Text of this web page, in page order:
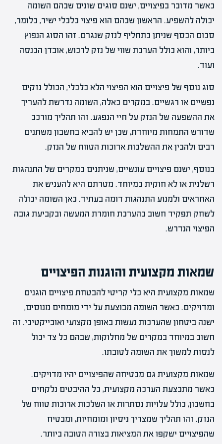
כאשר מדובר בפיצויים, ישנם סוגים שונים שבהם השומה
יכולה להשפיע. הראשון שבהם הוא פיצוי כלכלי ישיר, כלומר,
סכום הכסף שניתן כתחליף לנזק שנגרם. זהו הסוג הנפוץ
ביותר, והוא כולל הערכת שווי של נזק לרכוש, אובדן הכנסה
ועוד.
סוג נוסף של פיצויים הוא הפיצוי הלא כלכלי, הכולל נזקים
נפשיים או רגשיים. במקרים כאלה, השומה נדרשת להעריך
את ההשפעה של הנזק על חיי הנפגע. זהו תהליך מורכב
שדורש התמחות מיוחדת, שכן יש להביא בחשבון משתנים
רבים ולהבין את ההשלכות ארוכות הטווח של הנזק.
בנוסף, ישנם פיצויים עונשיים, שניתנים במקרים של התנהגות
רשלנית או לא חוקית במיוחד. מטרתם היא להעניש את
האחראים ולמנוע התנהגות דומה בעתיד. כאן השומה יכולה
לשחק תפקיד חשוב בהערכת חומרת המעשה ובקביעת גובה
הפיצוי הנדרש.
שמאות מקצועית והוגנות הפיצויים
שמאות מקצועית היא כלי קריטי להבטחת פיצויים הוגנים
ומדויקים. כאשר השומה מבוצעת על ידי מומחים מנוסים,
ישנה ביטחון שהערכות נעשות באופן מקצועי ואובייקטיבי. זה
חשוב במיוחד במקרים של מחלוקות, שבהם כל צד יכול
לנסות למשוך את השומה לטובתו.
שמאות מקצועית גם מבטיחה שהפיצויים יהיו מדויקים.
כאשר מתבצעת הערכה מקצועית, כל ההיבטים נלקחים
בחשבון, כולל עלויות נסתרות או השלכות ארוכות טווח של
הנזק. זהו תהליך שמצריך ניסיון ומומחיות, ומבטיח
שהפיצויים ישקפו את המציאות בצורה הטובה ביותר.